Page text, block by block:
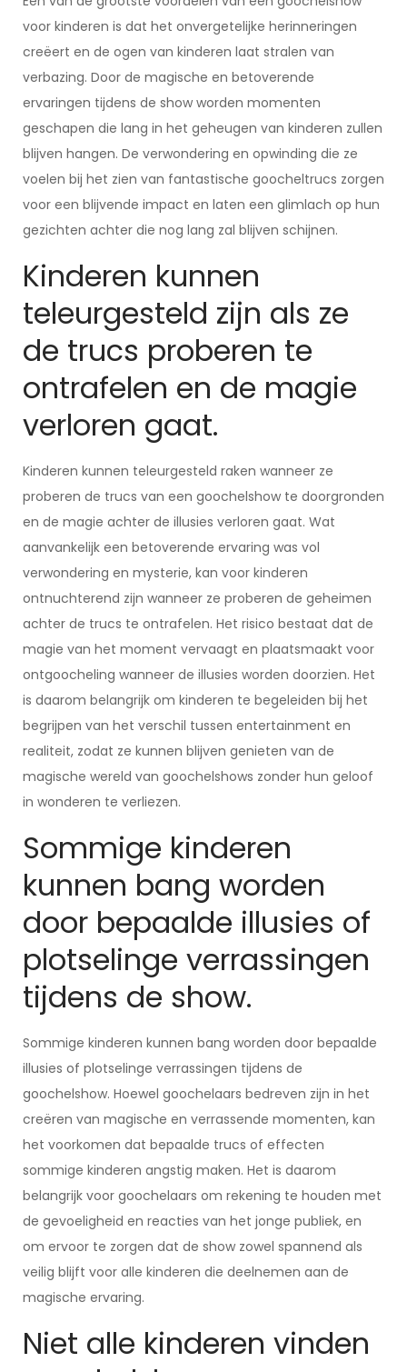
voor kinderen is dat het onvergetelijke herinneringen
creëert en de ogen van kinderen laat stralen van
verbazing. Door de magische en betoverende
ervaringen tijdens de show worden momenten
geschapen die lang in het geheugen van kinderen zullen
blijven hangen. De verwondering en opwinding die ze
voelen bij het zien van fantastische goocheltrucs zorgen
voor een blijvende impact en laten een glimlach op hun
gezichten achter die nog lang zal blijven schijnen.
Kinderen kunnen
teleurgesteld zijn als ze
de trucs proberen te
ontrafelen en de magie
verloren gaat.
Kinderen kunnen teleurgesteld raken wanneer ze
proberen de trucs van een goochelshow te doorgronden
en de magie achter de illusies verloren gaat. Wat
aanvankelijk een betoverende ervaring was vol
verwondering en mysterie, kan voor kinderen
ontnuchterend zijn wanneer ze proberen de geheimen
achter de trucs te ontrafelen. Het risico bestaat dat de
magie van het moment vervaagt en plaatsmaakt voor
ontgoocheling wanneer de illusies worden doorzien. Het
is daarom belangrijk om kinderen te begeleiden bij het
begrijpen van het verschil tussen entertainment en
realiteit, zodat ze kunnen blijven genieten van de
magische wereld van goochelshows zonder hun geloof
in wonderen te verliezen.
Sommige kinderen
kunnen bang worden
door bepaalde illusies of
plotselinge verrassingen
tijdens de show.
Sommige kinderen kunnen bang worden door bepaalde
illusies of plotselinge verrassingen tijdens de
goochelshow. Hoewel goochelaars bedreven zijn in het
creëren van magische en verrassende momenten, kan
het voorkomen dat bepaalde trucs of effecten
sommige kinderen angstig maken. Het is daarom
belangrijk voor goochelaars om rekening te houden met
de gevoeligheid en reacties van het jonge publiek, en
om ervoor te zorgen dat de show zowel spannend als
veilig blijft voor alle kinderen die deelnemen aan de
magische ervaring.
Niet alle kinderen vinden